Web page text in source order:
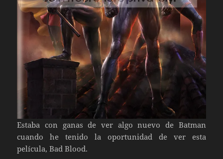
Estaba con ganas de ver algo nuevo de Batman
cuando he tenido la oportunidad de ver esta
película, Bad Blood.